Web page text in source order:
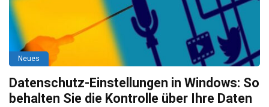
Neues
Datenschutz-Einstellungen in Windows: So
behalten Sie die Kontrolle über Ihre Daten